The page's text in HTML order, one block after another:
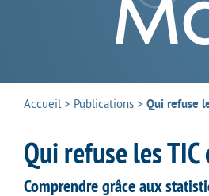
Accueil> Publications > Qui refuse
Qui refuse les
Comprendre grâce aux